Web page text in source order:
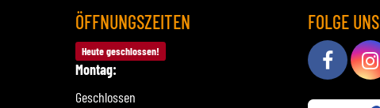
ÖFFNUNGSZEITEN
Heute geschlossen!
Montag:
Geschlossen
FOLGE UNS